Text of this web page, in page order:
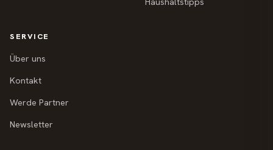
SERVICE
Über uns
Kontakt
Werde Partner
Newsletter